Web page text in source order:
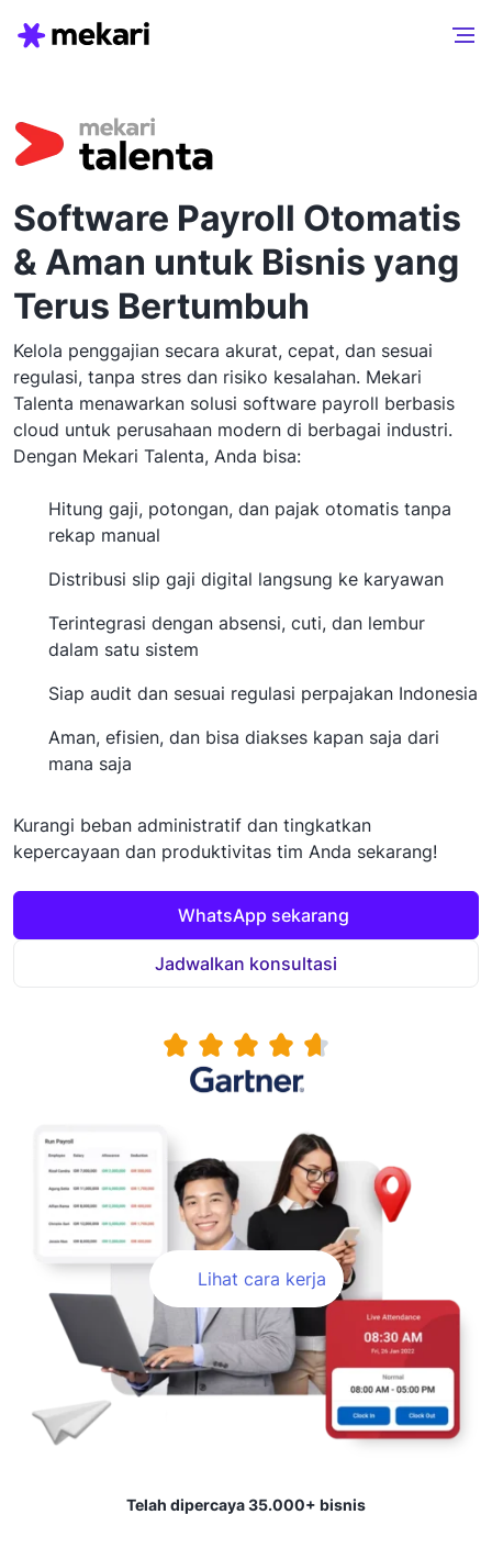
Software Payroll Otomatis
& Aman untuk Bisnis yang
Terus Bertumbuh
Kelola penggajian secara akurat, cepat, dan sesuai
regulasi, tanpa stres dan risiko kesalahan. Mekari
Talenta menawarkan solusi software payroll berbasis
cloud untuk perusahaan modern di berbagai industri.
Dengan Mekari Talenta, Anda bisa:
Hitung gaji, potongan, dan pajak otomatis tanpa
rekap manual
Distribusi slip gaji digital langsung ke karyawan
Terintegrasi dengan absensi, cuti, dan lembur
dalam satu sistem
Siap audit dan sesuai regulasi perpajakan Indonesia
Aman, efisien, dan bisa diakses kapan saja dari
mana saja
Kurangi beban administratif dan tingkatkan
kepercayaan dan produktivitas tim Anda sekarang!
WhatsApp sekarang
Jadwalkan konsultasi
Lihat cara kerja
Telah dipercaya 35.000+ bisnis